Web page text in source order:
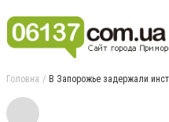
Головна В Запорожье задержали